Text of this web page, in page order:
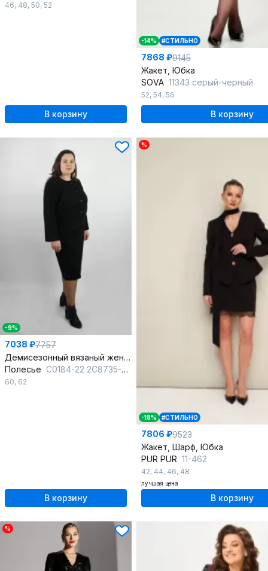
46, 48, 50, 52
В корзину
-14% #СТИЛЬНО
7868 ₽9145
Жакет, Юбка
SOVA 11343 серый-черный
52, 54, 56
В корзину
-9%
7038 ₽7757
Демисезонный вязаный женский комплект жакет и юбка
Полесье С0184-22 2С8735-Д43 170,176 черный
60, 62
В корзину
%
-18% #СТИЛЬНО
7806 ₽9523
Жакет, Шарф, Юбка
PUR PUR 11-462
42, 44, 46, 48
лучшая цена
В корзину
%